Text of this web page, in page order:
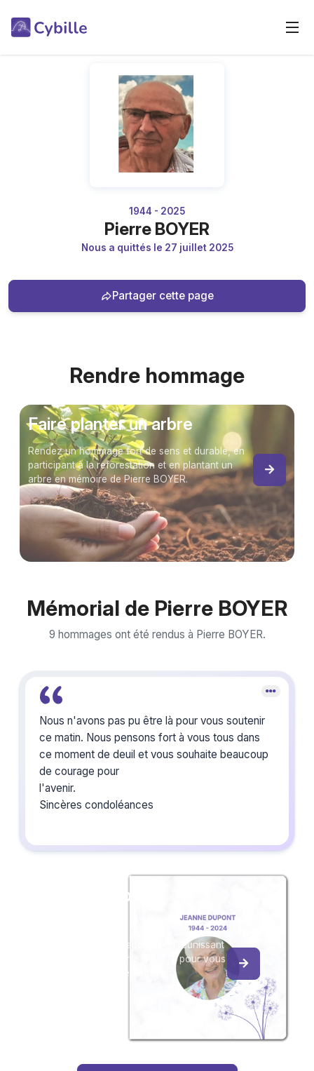
1944 - 2025
Pierre BOYER
Nous a quittés le 27 juillet 2025
Partager cette page
Rendre hommage
Faire planter un arbre
Rendez un hommage fort de sens et durable, en
participant à la reforestation et en plantant un
arbre en mémoire de Pierre BOYER.
Mémorial de Pierre BOYER
9 hommages ont été rendus à Pierre BOYER.
Nous n'avons pas pu être là pour vous soutenir
ce matin. Nous pensons fort à vous tous dans
ce moment de deuil et vous souhaite beaucoup
de courage pour
l'avenir.
Sincères condoléances
Créez un album
Créez un album collaboratif en réunissant
les hommages à Pierre BOYER, pour vous
ou pour une délicate attention.